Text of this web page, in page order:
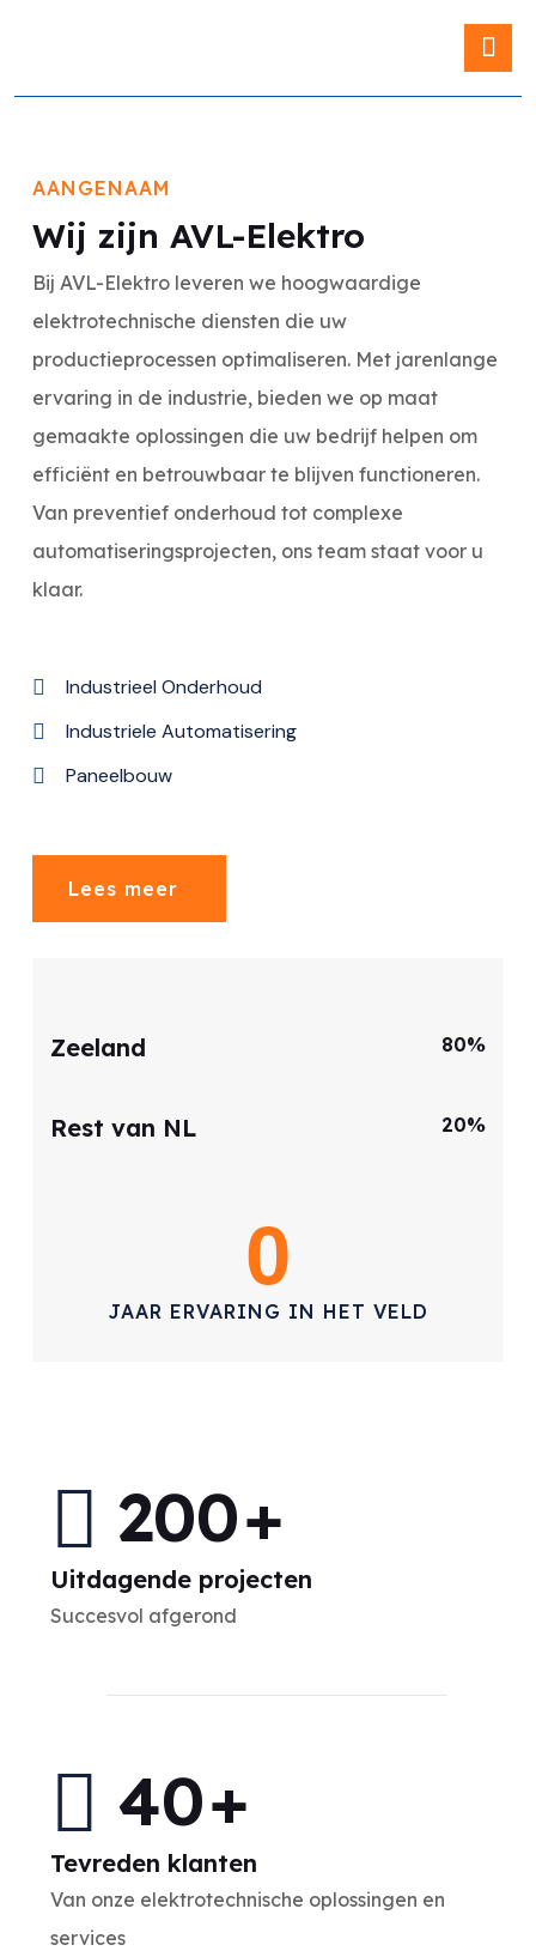
AANGENAAM
Wij zijn AVL-Elektro
Bij AVL-Elektro leveren we hoogwaardige
elektrotechnische diensten die uw
productieprocessen optimaliseren. Met jarenlange
ervaring in de industrie, bieden we op maat
gemaakte oplossingen die uw bedrijf helpen om
efficiënt en betrouwbaar te blijven functioneren.
Van preventief onderhoud tot complexe
automatiseringsprojecten, ons team staat voor u
klaar.
Industrieel Onderhoud
Industriele Automatisering
Paneelbouw
Lees meer
Zeeland 80%
Rest van NL 20%
JAAR ERVARING IN HET VELD
0
200+
Uitdagende projecten
Succesvol afgerond
40+
Tevreden klanten
Van onze elektrotechnische oplossingen en
services